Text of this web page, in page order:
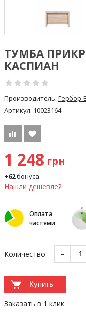
ТУМБА
КАСПИАН
Производитель: Гербор-
Артикул: 10023164
1 248 грн
+62бонуса
Нашли дешевле?
Оплата
частями
Количество: −
Купить
Заказать в 1 клик